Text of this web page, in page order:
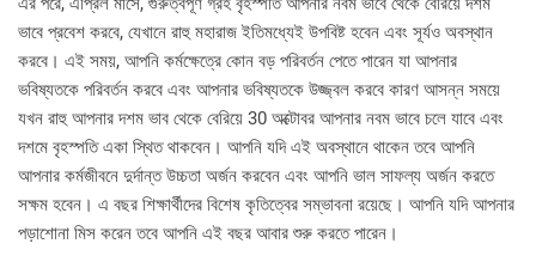
ভাবে প্রবেশ করবে, যেখানে রাহু মহারাজ ইতিমধ্যেই উপবিষ্ট হবেন এবং সূর্যও অবস্থান
করবে। এই সময়, আপনি কর্মক্ষেত্রে কোন বড় পরিবর্তন পেতে পারেন যা আপনার
ভবিষ্যতকে পরিবর্তন করবে এবং আপনার ভবিষ্যতকে উজ্জ্বল করবে কারণ আসন্ন সময়ে
যখন রাহু আপনার দশম ভাব থেকে বেরিয়ে 30 অক্টোবর আপনার নবম ভাবে চলে যাবে এবং
দশমে বৃহস্পতি একা স্থিত থাকবেন। আপনি যদি এই অবস্থানে থাকেন তবে আপনি
আপনার কর্মজীবনে দুর্দান্ত উচ্চতা অর্জন করবেন এবং আপনি ভাল সাফল্য অর্জন করতে
সক্ষম হবেন। এ বছর শিক্ষার্থীদের বিশেষ কৃতিত্বের সম্ভাবনা রয়েছে। আপনি যদি আপনার
পড়াশোনা মিস করেন তবে আপনি এই বছর আবার শুরু করতে পারেন।